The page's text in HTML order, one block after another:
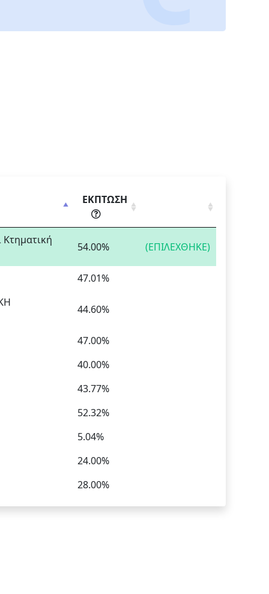
ΕΚΠΤΩΣΗ
Κτηματική
54.00% (ΕΠΙΛΕΧΘΗΚΕ)
47.01%
44.60%
47.00%
40.00%
43.77%
52.32%
5.04%
24.00%
28.00%